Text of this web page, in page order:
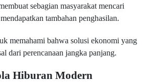
sebagian masyarakat mencari
tambahan penghasilan.
memahami bahwa solusi ekonomi yang
dari perencanaan jangka panjang.
Hiburan Modern